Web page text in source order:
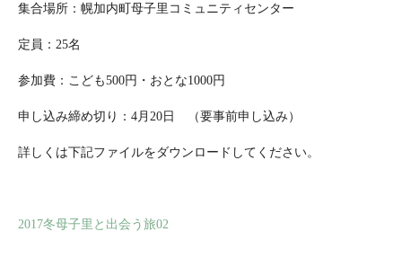
集合場所：幌加内町母子里コミュニティセンター
定員： 25名
参加費：こども500円・おとな1000円
申し込み締め切り： 4月 20 日 （要事前申し込み）
詳しくは下記ファイルをダウンロードしてください。
2017冬母子里と出会う旅02